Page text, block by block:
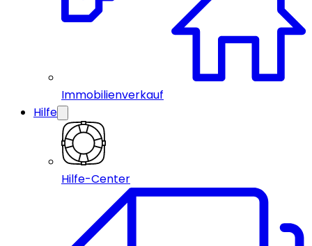
Immobilienverkauf
Hilfe
Hilfe-Center